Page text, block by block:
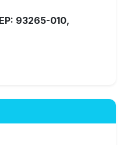
93265-010,